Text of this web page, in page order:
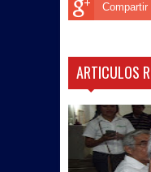
Compartir
ARTICULOS